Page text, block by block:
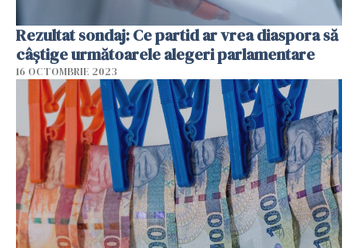
Rezultat sondaj: Ce partid ar vrea diaspora să
câștige următoarele alegeri parlamentare
16 OCTOMBRIE 2023